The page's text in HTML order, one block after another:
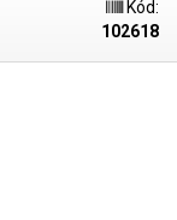
vypínač a kabely pro
požadavků na
rozvaděč
Kód:
102618